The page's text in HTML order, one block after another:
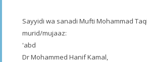
Sayyidi wa sanadi Mufti Mohammad
murid/mujaaz:
'abd
Dr Mohammed Hanif Kamal,